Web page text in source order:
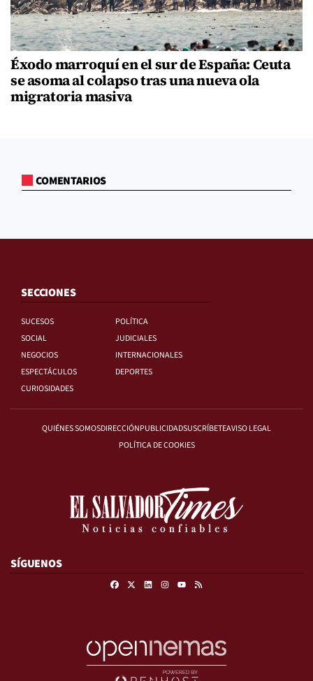
Éxodo marroquí en el sur de España: Ceuta
se asoma al colapso tras una nueva ola
migratoria masiva
COMENTARIOS
SECCIONES
SUCESOS
POLÍTICA
SOCIAL
JUDICIALES
NEGOCIOS
INTERNACIONALES
ESPECTÁCULOS
DEPORTES
CURIOSIDADES
QUIÉNES SOMOSDIRECCIÓNPUBLICIDADSUSCRÍBETEAVISO LEGAL
POLÍTICA DE COOKIES
SÍGUENOS
FacebookLinkedinInstagram